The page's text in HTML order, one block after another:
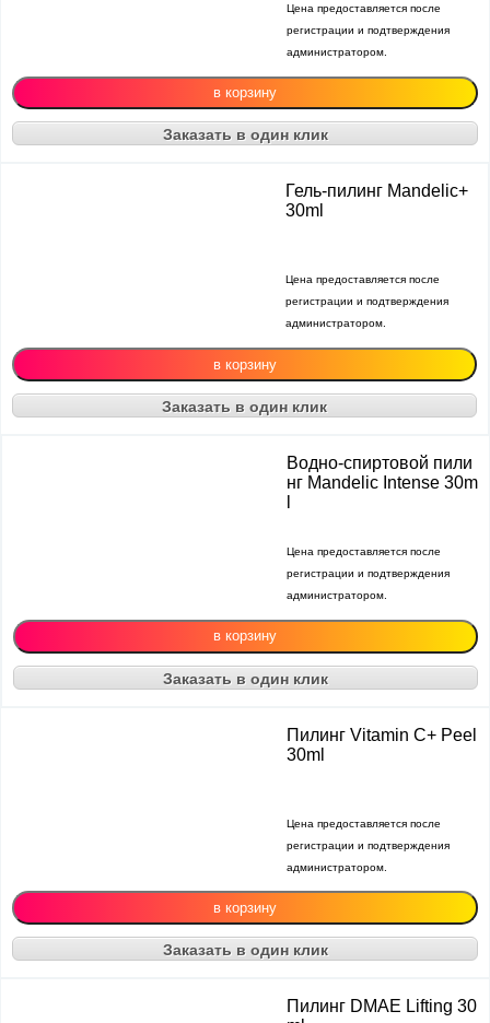
Цена предоставляется после
регистрации и подтверждения
администратором.
Заказать в один клик
Гель-пилинг Mandelic+
30ml
Цена предоставляется после
регистрации и подтверждения
администратором.
Заказать в один клик
Водно-спиртовой пили
нг Mandelic Intense 30m
l
Цена предоставляется после
регистрации и подтверждения
администратором.
Заказать в один клик
Пилинг Vitamin C+ Peel
30ml
Цена предоставляется после
регистрации и подтверждения
администратором.
Заказать в один клик
Пилинг DMAE Lifting 30